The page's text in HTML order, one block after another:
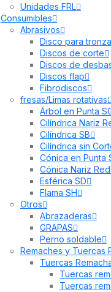
Unidades FRL
Consumibles
Abrasivos
Disco para
Discos de corte
Discos de
Discos flap
Fibrodiscos
fresas/Limas rotativas
Árbol en Punta
Cilíndrica Nariz
Cilíndrica SB
Cilíndrica sin
Cónica en Punta
Cónica Nariz
Esférica SD
Flama SH
Otros
Abrazaderas
GRAPAS
Perno soldable
Remaches y Tuercas
Tuercas
Tuercas
Tuercas